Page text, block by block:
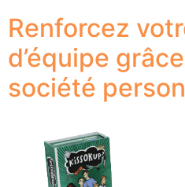
Renforcez
d’équipe
société